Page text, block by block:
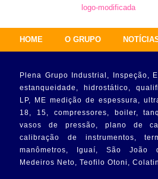
HOME O GRUPO
Plena Grupo Industrial, Inspeção,
estanqueidade, hidrostático,
LP, ME medição de espessura,
18, 15, compressores, boiler,
vasos de pressão, plano de
calibração de instrumentos,
manômetros, Iguaí, São João
Medeiros Neto, Teofilo Otoni,